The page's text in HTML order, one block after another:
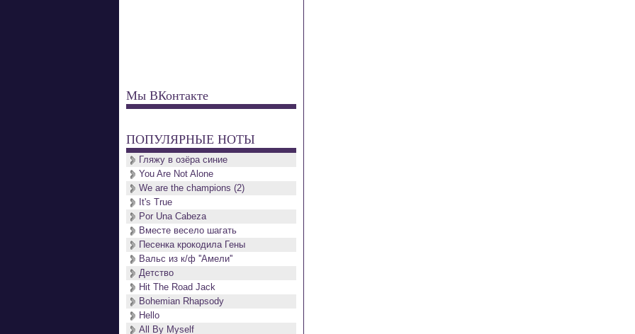
Мы ВКонтакте
ПОПУЛЯРНЫЕ НОТЫ
Гляжу в озёра синие
You Are Not Alone
We are the champions (2)
It's True
Por Una Cabeza
Вместе весело шагать
Песенка крокодила Гены
Вальс из к/ф ''Амели''
Детство
Hit The Road Jack
Bohemian Rhapsody
Hello
All By Myself